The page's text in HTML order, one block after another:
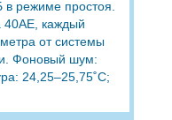
режиме простоя.
каждый
от системы
Фоновый шум:
24,25–25,75˚C;